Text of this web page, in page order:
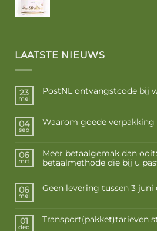
LAATSTE NIEUWS
23
mei
PostNL ontvangstcode bij
04
sep
Waarom goede
06
mrt
Meer betaalgemak dan
betaalmethode die bij u
06
mei
Geen levering tussen 3 juni
01
dec
Transport(pakket)tarieven